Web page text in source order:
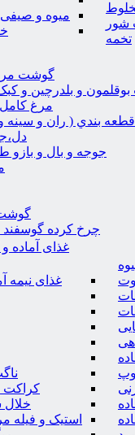
شور
تخمه
میوه و
گوشت
و بلدرچین و
مرغ
بندي ( ران و سينه و
جوجه و بال و بازو
چرخ کرده گوسفند
غذای آماده
غذای نیمه
کراکت
استیک و فیله